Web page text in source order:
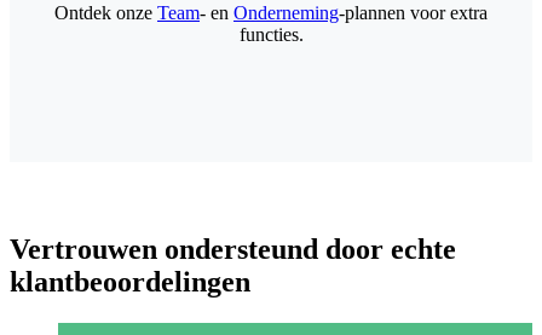
Ontdek onze Team- en Onderneming-plannen voor extra
functies.
Vertrouwen ondersteund door echte
klantbeoordelingen